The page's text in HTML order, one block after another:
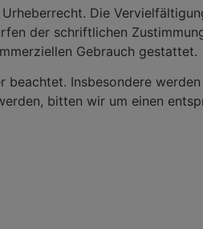
Die
der schriftlichen
Gebrauch gestattet.
Insbesondere
bitten wir um einen